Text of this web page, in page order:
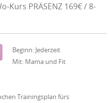
Kurs PRÄSENZ 169€ / 8-
Beginn: Jederzeit
Mit: Mama und Fit
Trainingsplan fürs